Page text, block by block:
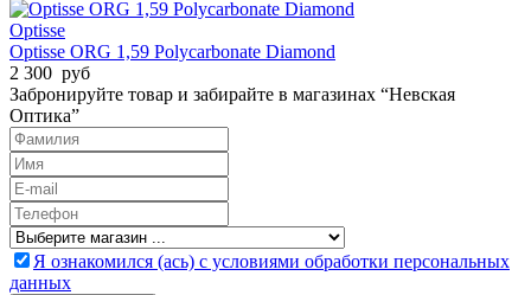
Optisse
Optisse ORG 1,59 Polycarbonate Diamond
2 300 руб
Забронируйте товар и забирайте в магазинах “Невская
Оптика”
Я ознакомился (ась) с условиями обработки персональных
данных